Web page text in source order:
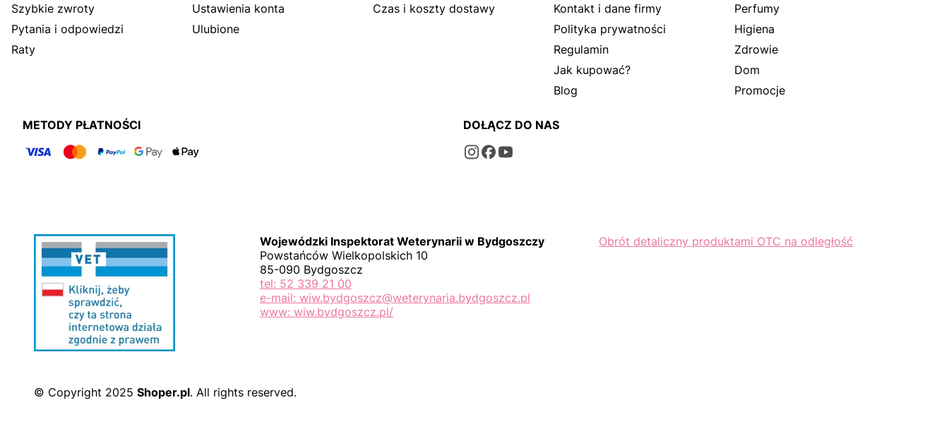
Szybkie zwroty
Pytania i odpowiedzi
Raty
Ustawienia konta
Ulubione
Czas i koszty dostawy
Kontakt i dane firmy
Polityka prywatności
Regulamin
Jak kupować?
Blog
Perfumy
Higiena
Zdrowie
Dom
Promocje
METODY PŁATNOŚCI DOŁĄCZ DO NAS
Wojewódzki Inspektorat Weterynarii w Bydgoszczy
Powstańców Wielkopolskich 10
85-090 Bydgoszcz
tel: 52 339 21 00
e-mail: wiw.bydgoszcz@weterynaria.bydgoszcz.pl
www: wiw.bydgoszcz.pl/
Obrót detaliczny produktami OTC na odległość
© Copyright 2025 Shoper.pl. All rights reserved.